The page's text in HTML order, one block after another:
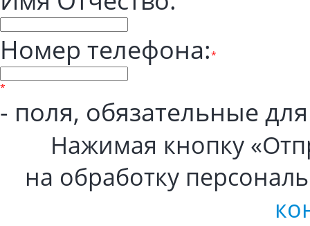
Номер телефона:*
*
- поля, обязательные
Нажимая кнопку
на обработку